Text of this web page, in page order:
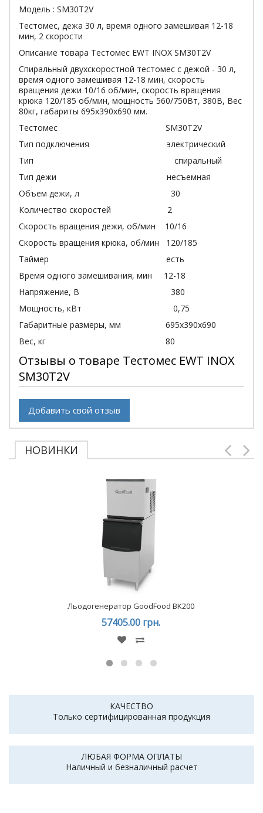
Модель : SM30T2V
Тестомес, дежа 30 л, время одного замешивая 12-18
мин, 2 скорости
Описание товара Тестомес EWT INOX SM30T2V
Спиральный двухскоростной тестомес с дежой - 30 л,
время одного замешивая 12-18 мин, скорость
вращения дежи 10/16 об/мин, скорость вращения
крюка 120/185 об/мин, мощность 560/750Вт, 380В, Вес
80кг, габариты 695х390х690 мм.
Тестомес SM30T2V
Тип подключения электрический
Тип спиральный
Тип дежи несъемная
Объем дежи, л 30
Количество скоростей 2
Скорость вращения дежи, об/мин 10/16
Скорость вращения крюка, об/мин 120/185
Таймер есть
Время одного замешивания, мин 12-18
Напряжение, В 380
Мощность, кВт 0,75
Габаритные размеры, мм 695x390x690
Вес, кг 80
Отзывы о товаре Тестомес EWT INOX
SM30T2V
Добавить свой отзыв
НОВИНКИ
Льодогенератор GoodFood BK200
57405.00 грн.
КАЧЕСТВО
Только сертифицированная продукция
ЛЮБАЯ ФОРМА ОПЛАТЫ
Наличный и безналичный расчет